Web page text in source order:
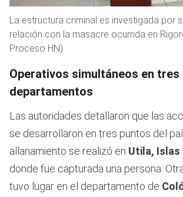
La estructura criminal es investigada por
relación con la masacre ocurrida en
Proceso HN)
Operativos simultáneos en tres
departamentos
Las autoridades detallaron que las
se desarrollaron en tres puntos del
allanamiento se realizó en Utila, Islas
donde fue capturada una persona.
tuvo lugar en el departamento de